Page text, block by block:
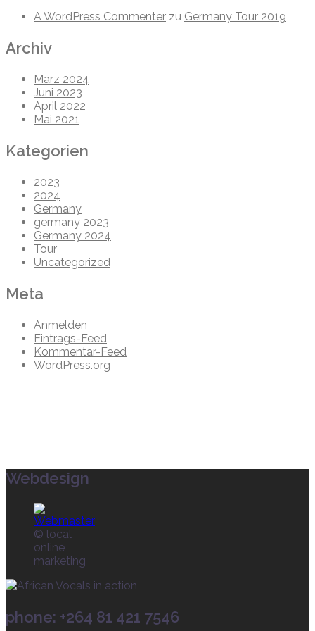
A WordPress Commenter zu Germany Tour 2019
Archiv
März 2024
Juni 2023
April 2022
Mai 2021
Kategorien
2023
2024
Germany
germany 2023
Germany 2024
Tour
Uncategorized
Meta
Anmelden
Eintrags-Feed
Kommentar-Feed
WordPress.org
Webdesign
© local
online
marketing
phone: +264 81 421 7546